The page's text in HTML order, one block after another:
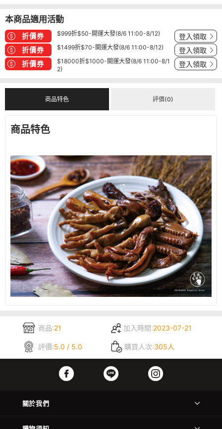
本商品適用活動
折價券 $999折$50-開運大發(8/6 11:00-8/12) 登入領取
折價券 $1499折$70-開運大發(8/6 11:00-8/12) 登入領取
折價券
$18000折$1000-開運大發(8/6 11:00-8/1
2)
登入領取
商品特色 評價(0)
商品特色
商品:21 加入時間:2023-07-21
評價:5.0 / 5.0 購買人次:305人
關於我們